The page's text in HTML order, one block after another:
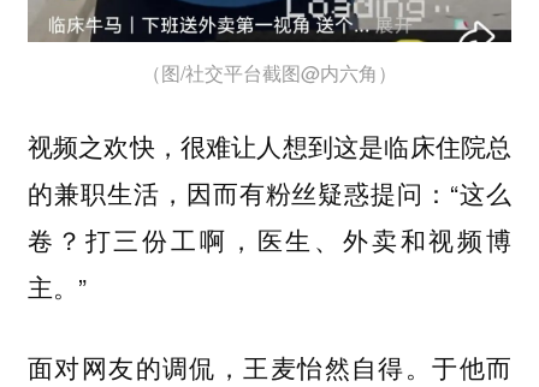
（图/社交平台截图@内六角）
视频之欢快，很难让人想到这是临床住院总
的兼职生活，因而有粉丝疑惑提问：“这么
卷？打三份工啊，医生、外卖和视频博
主。”
面对网友的调侃，王麦怡然自得。于他而